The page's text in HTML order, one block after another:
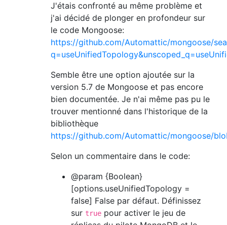
J'étais confronté au même problème et
j'ai décidé de plonger en profondeur sur
le code Mongoose:
https://github.com/Automattic/mongoose/
Semble être une option ajoutée sur la
version 5.7 de Mongoose et pas encore
bien documentée. Je n'ai même pas pu le
trouver mentionné dans l'historique de la
bibliothèque
https://github.com/Automattic/mongoose/
Selon un commentaire dans le code:
@param {Boolean}
[options.useUnifiedTopology =
false] False par défaut. Définissez
sur truepour activer le jeu de